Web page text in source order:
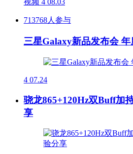
视频 4 08.03
713768人参与
三星Galaxy新品发布会
4 07.24
骁龙865+120Hz双Buff加
享